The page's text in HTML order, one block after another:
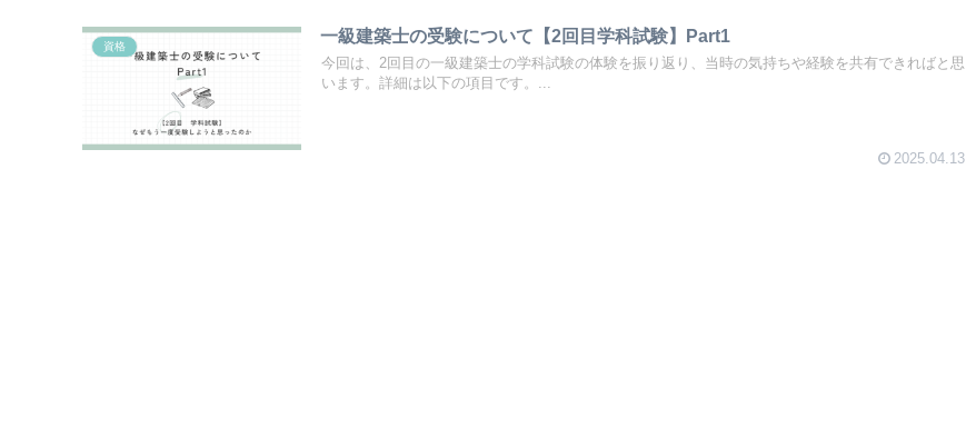
資格
一級建築士の受験について【2回目学科試験】Part1
今回は、2回目の一級建築士の学科試験の体験を振り返り、当時の気持ちや経験を共有できればと思
います。詳細は以下の項目です。...
2025.04.13